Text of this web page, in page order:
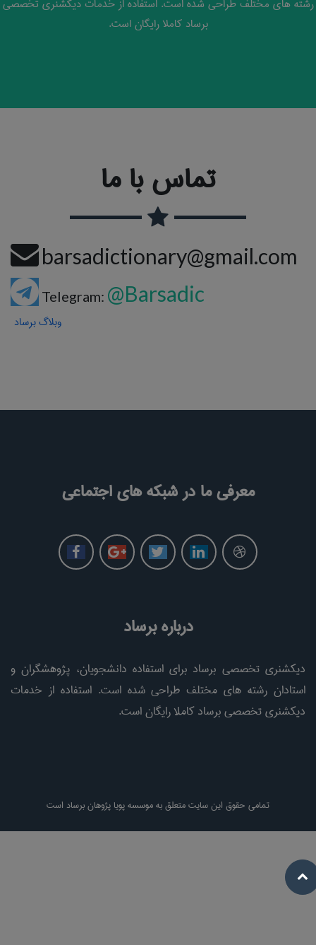
رشته های مختلف طراحی شده است. استفاده از خدمات دیکشنری تخصصی
برساد کاملا رایگان است.
تماس با ما
barsadictionary@gmail.com
Telegram: @Barsadic
وبلاگ برساد
معرفی ما در شبکه های اجتماعی
درباره برساد
دیکشنری تخصصی برساد برای استفاده دانشجویان، پژوهشگران و
استادان رشته های مختلف طراحی شده است. استفاده از خدمات
دیکشنری تخصصی برساد کاملا رایگان است.
تمامی حقوق این سایت متعلق به موسسه پویا پژوهان برساد است